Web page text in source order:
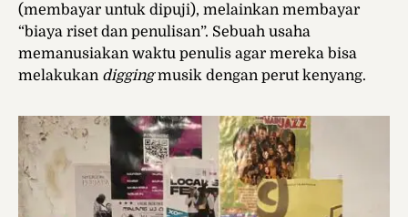
(membayar untuk dipuji), melainkan membayar
“biaya riset dan penulisan”. Sebuah usaha
memanusiakan waktu penulis agar mereka bisa
melakukan diggingmusik dengan perut kenyang.